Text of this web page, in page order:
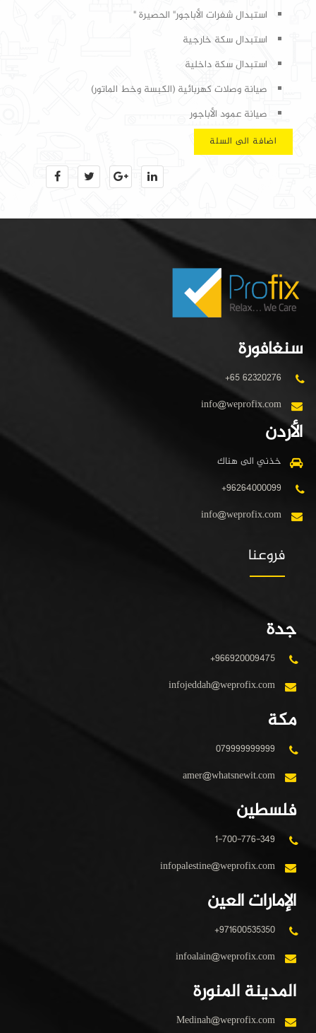
استبدال شفرات الأباجور" الحصيرة "
استبدال سكة خارجية
استبدال سكة داخلية
صيانة وصلات كهربائية (الكبسة وخط الماتور)
صيانة عمود الأباجور
اضافة الى السلة
سنغافورة
+65 62320276
info@weprofix.com
الأردن
خذني الى هناك
+96264000099
info@weprofix.com
فروعنا
جدة
+966920009475
infojeddah@weprofix.com
مكة
079999999999
amer@whatsnewit.com
فلسطين
1-700-776-349
infopalestine@weprofix.com
الإمارات العين
+971600535350
infoalain@weprofix.com
المدينة المنورة
Medinah@weprofix.com